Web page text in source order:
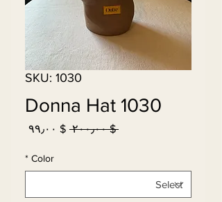
SKU: 1030
Donna Hat 1030
$ ۲۰۰٫۰۰
Regular
$ ۹۹٫۰۰
Sale
Color
*